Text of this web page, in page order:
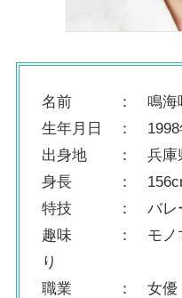
名前 ： 鳴海唯
生年月日 ： 1998
出身地 ： 兵庫
身長 ：
特技 ： バレー
趣味 ： モノマ
り
職業 ： 女優